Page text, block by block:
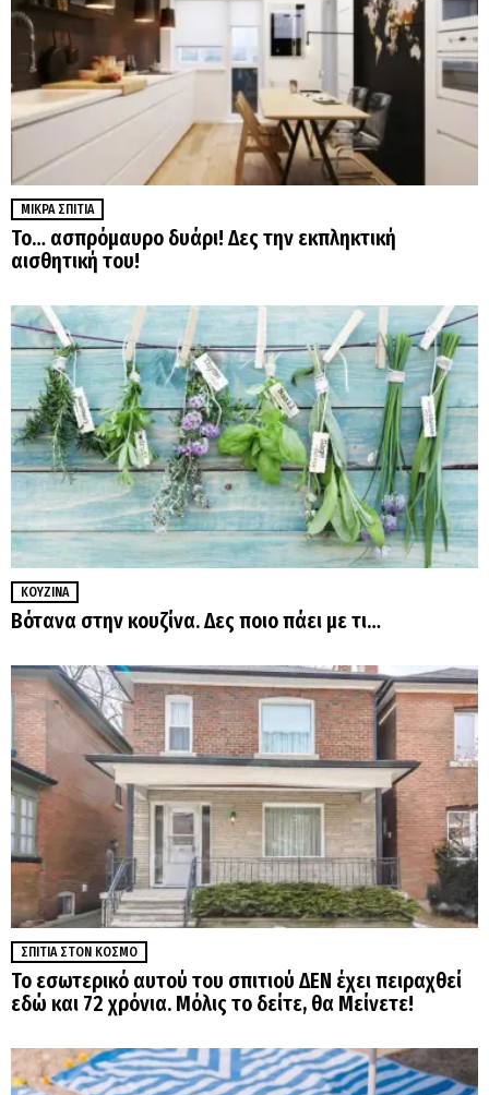
ΜΙΚΡΆ ΣΠΊΤΙΑ
Το… ασπρόμαυρο δυάρι! Δες την εκπληκτική
αισθητική του!
ΚΟΥΖΊΝΑ
Βότανα στην κουζίνα. Δες ποιο πάει με τι…
ΣΠΊΤΙΑ ΣΤΟΝ ΚΌΣΜΟ
Το εσωτερικό αυτού του σπιτιού ΔΕΝ έχει πειραχθεί
εδώ και 72 χρόνια. Μόλις το δείτε, θα Μείνετε!